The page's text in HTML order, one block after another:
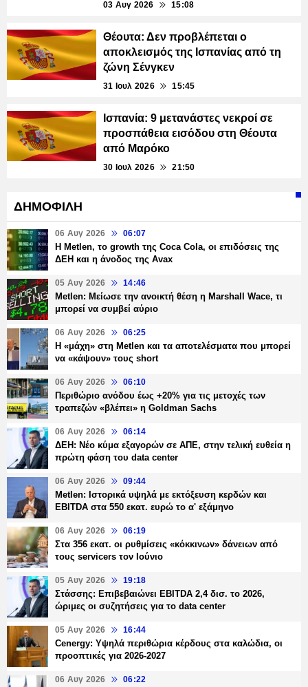
03 Αυγ 2026 15:08
Θέουτα: Δεν προβλέπεται ο
αποκλεισμός της Ισπανίας από τη
ζώνη Σένγκεν
31 Ιουλ 2026 15:45
Ισπανία: 9 μετανάστες νεκροί σε
προσπάθεια εισόδου στη Θέουτα
από Μαρόκο
30 Ιουλ 2026 21:50
ΔΗΜΟΦΙΛΗ
06 Αυγ 2026 06:07
H Metlen, το growth της Coca Cola, οι επιδόσεις της
ΔΕΗ και η άνοδος της Avax
05 Αυγ 2026 14:46
Metlen: Μείωσε την ανοικτή θέση η Marshall Wace, τι
μπορεί να συμβεί αύριο
06 Αυγ 2026 06:25
H «μάχη» στη Metlen και τα αποτελέσματα που μπορεί
να «κάψουν» τους short
06 Αυγ 2026 06:10
Περιθώριο ανόδου έως +20% για τις μετοχές των
τραπεζών «βλέπει» η Goldman Sachs
06 Αυγ 2026 06:14
ΔΕΗ: Νέο κύμα εξαγορών σε ΑΠΕ, στην τελική ευθεία η
πρώτη φάση του data center
06 Αυγ 2026 09:44
Metlen: Ιστορικά υψηλά με εκτόξευση κερδών και
EBITDA στα 550 εκατ. ευρώ το α' εξάμηνο
06 Αυγ 2026 06:19
Στα 356 εκατ. οι ρυθμίσεις «κόκκινων» δάνειων από
τους servicers τον Ιούνιο
05 Αυγ 2026 19:18
Στάσσης: Επιβεβαιώνει EBITDA 2,4 δισ. το 2026,
ώριμες οι συζητήσεις για το data center
05 Αυγ 2026 16:44
Cenergy: Υψηλά περιθώρια κέρδους στα καλώδια, οι
προοπτικές για 2026-2027
06 Αυγ 2026 06:22